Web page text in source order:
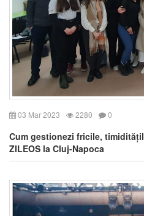
03 Mar 2023 2280 0
Cum gestionezi fricile,
ZILEOS la Cluj-Napoca